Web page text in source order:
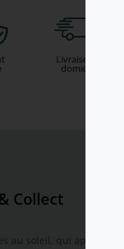
Livraison à
domicile
Collect
au soleil, qui apporte